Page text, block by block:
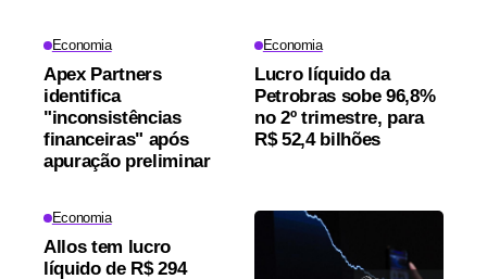
Economia
Apex Partners
identifica
"inconsistências
financeiras" após
apuração preliminar
Economia
Lucro líquido da
Petrobras sobe 96,8%
no 2º trimestre, para
R$ 52,4 bilhões
Economia
Allos tem lucro
líquido de R$ 294